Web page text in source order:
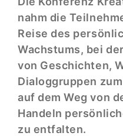
nahm die
Reise des
Wachstums, bei
von Geschichten,
Dialoggruppen
auf dem Weg von
Handeln
zu entfalten.